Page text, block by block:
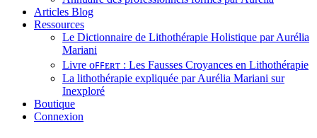
Articles Blog
Ressources
Le Dictionnaire de Lithothérapie Holistique par Aurélia
Mariani
Livre ᴏꜰꜰᴇʀᴛ : Les Fausses Croyances en Lithothérapie
La lithothérapie expliquée par Aurélia Mariani sur
Inexploré
Boutique
Connexion